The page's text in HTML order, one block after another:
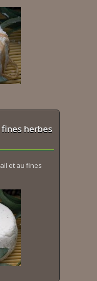
herbes
et au fines